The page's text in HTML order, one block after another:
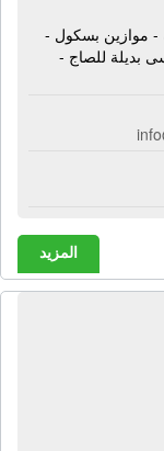
- موازين بسكول -
بديلة للصاج -
المزيد